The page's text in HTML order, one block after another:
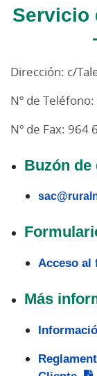
Servicio
Dirección: c/
Nº de
Nº de Fax: 964
Buzón
Acceso al
Más